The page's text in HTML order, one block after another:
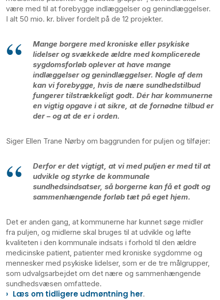
være med til at forebygge indlæggelser og genindlæggelser.
I alt 50 mio. kr. bliver fordelt på de 12 projekter.
Mange borgere med kroniske eller psykiske
lidelser og svækkede ældre med komplicerede
sygdomsforløb oplever at have mange
indlæggelser og genindlæggelser. Nogle af dem
kan vi forebygge, hvis de nære sundhedstilbud
fungerer tilstrækkeligt godt. Dér har kommunerne
en vigtig opgave i at sikre, at de fornødne tilbud er
der – og at de er i orden.
Siger Ellen Trane Nørby om baggrunden for puljen og tilføjer:
Derfor er det vigtigt, at vi med puljen er med til at
udvikle og styrke de kommunale
sundhedsindsatser, så borgerne kan få et godt og
sammenhængende forløb tæt på eget hjem.
Det er anden gang, at kommunerne har kunnet søge midler
fra puljen, og midlerne skal bruges til at udvikle og løfte
kvaliteten i den kommunale indsats i forhold til den ældre
medicinske patient, patienter med kroniske sygdomme og
mennesker med psykiske lidelser, som er de tre målgrupper,
som udvalgsarbejdet om det nære og sammenhængende
sundhedsvæsen omfattede.
Læs om tidligere udmøntning her.